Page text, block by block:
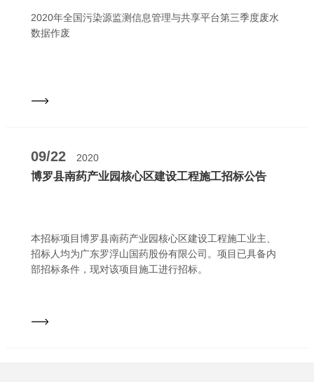
2020年全国污染源监测信息管理与共享平台第三季度废水
数据作废
09/22 2020
博罗县南药产业园核心区建设工程施工招标公告
本招标项目博罗县南药产业园核心区建设工程施工业主、
招标人均为广东罗浮山国药股份有限公司。项目已具备内
部招标条件，现对该项目施工进行招标。